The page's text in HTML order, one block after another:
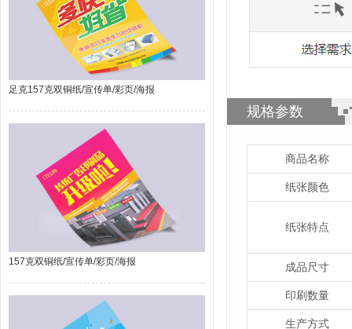
足克157克双铜纸/宣传单/彩页/海报
157克双铜纸/宣传单/彩页/海报
规格参数
商品名称
纸张颜色
纸张特点
成品尺寸
印刷数量
生产方式